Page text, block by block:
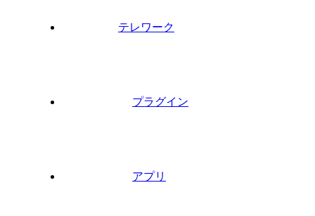
テレワーク
プラグイン
アプリ